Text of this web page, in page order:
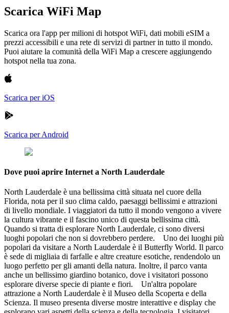
Scarica WiFi Map
Scarica ora l'app per milioni di hotspot WiFi, dati mobili eSIM a
prezzi accessibili e una rete di servizi di partner in tutto il mondo.
Puoi aiutare la comunità della WiFi Map a crescere aggiungendo
hotspot nella tua zona.
Scarica per iOS
Scarica per Android
Dove puoi aprire Internet a North Lauderdale
North Lauderdale è una bellissima città situata nel cuore della
Florida, nota per il suo clima caldo, paesaggi bellissimi e attrazioni
di livello mondiale. I viaggiatori da tutto il mondo vengono a vivere
la cultura vibrante e il fascino unico di questa bellissima città.
Quando si tratta di esplorare North Lauderdale, ci sono diversi
luoghi popolari che non si dovrebbero perdere. Uno dei luoghi più
popolari da visitare a North Lauderdale è il Butterfly World. Il parco
è sede di migliaia di farfalle e altre creature esotiche, rendendolo un
luogo perfetto per gli amanti della natura. Inoltre, il parco vanta
anche un bellissimo giardino botanico, dove i visitatori possono
esplorare diverse specie di piante e fiori. Un'altra popolare
attrazione a North Lauderdale è il Museo della Scoperta e della
Scienza. Il museo presenta diverse mostre interattive e display che